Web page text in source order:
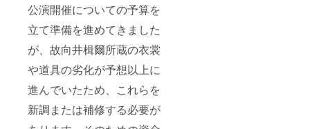
公演開催についての予算を
立て準備を進めてきました
が、故向井楫爾所蔵の衣裳
や道具の劣化が予想以上に
進んでいたため、これらを
新調または補修する必要が